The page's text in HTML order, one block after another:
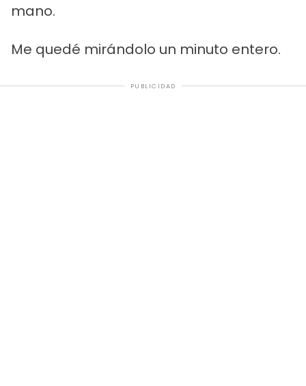
mano.
Me quedé mirándolo un minuto entero.
PUBLICIDAD